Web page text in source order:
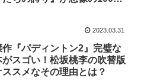
2023.03.31
作『パディントン2』完璧な
がスゴい！松坂桃李の吹替版
ススメなその理由とは？